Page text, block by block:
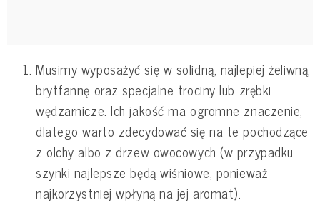
Musimy wyposażyć się w solidną, najlepiej żeliwną,
brytfannę oraz specjalne trociny lub zrębki
wędzarnicze. Ich jakość ma ogromne znaczenie,
dlatego warto zdecydować się na te pochodzące
z olchy albo z drzew owocowych (w przypadku
szynki najlepsze będą wiśniowe, ponieważ
najkorzystniej wpłyną na jej aromat).